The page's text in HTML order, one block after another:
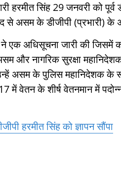
सिंह 29 जनवरी को पूर्व
से असम के डीजीपी (प्रभारी)
एक अधिसूचना जारी की जिसमें
और नागरिक सुरक्षा
असम के पुलिस महानिदेशक के
में वेतन के शीर्ष वेतनमान में
हरमीत सिंह को ज्ञापन सौंपा